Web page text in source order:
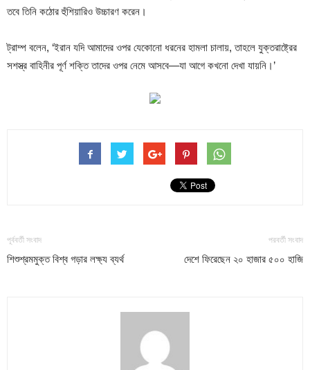
তবে তিনি কঠোর হুঁশিয়ারিও উচ্চারণ করেন।
ট্রাম্প বলেন, ‘ইরান যদি আমাদের ওপর যেকোনো ধরনের হামলা চালায়, তাহলে যুক্তরাষ্ট্রের
সশস্ত্র বাহিনীর পূর্ণ শক্তি তাদের ওপর নেমে আসবে—যা আগে কখনো দেখা যায়নি।’
পূর্ববর্তী সংবাদ
শিশুশ্রমমুক্ত বিশ্ব গড়ার লক্ষ্য ব্যর্থ
পরবর্তী সংবাদ
দেশে ফিরেছেন ২০ হাজার ৫০০ হাজি